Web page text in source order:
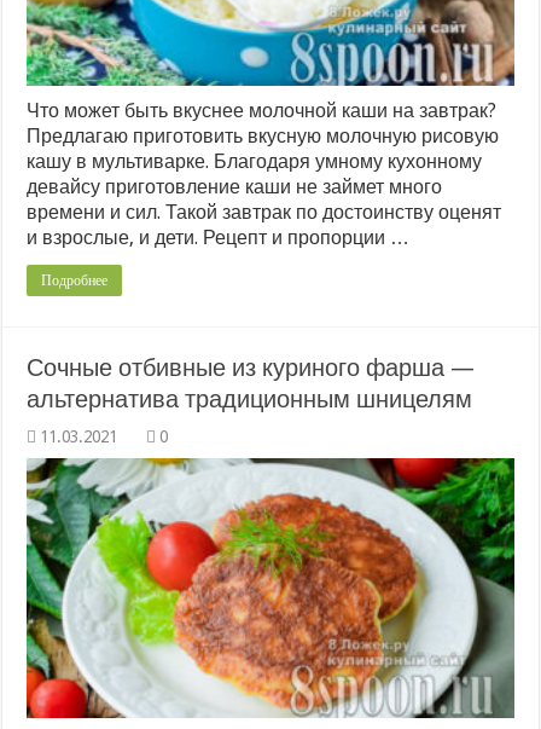
Что может быть вкуснее молочной каши на завтрак?
Предлагаю приготовить вкусную молочную рисовую
кашу в мультиварке. Благодаря умному кухонному
девайсу приготовление каши не займет много
времени и сил. Такой завтрак по достоинству оценят
и взрослые, и дети. Рецепт и пропорции …
Подробнее
Сочные отбивные из куриного фарша —
альтернатива традиционным шницелям
0